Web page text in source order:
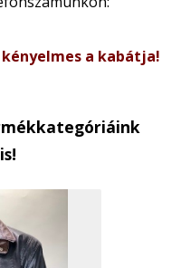
a kabátja!